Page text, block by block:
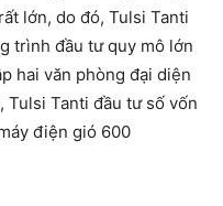
lớn, do đó, Tulsi Tanti
trình đầu tư quy mô lớn
hai văn phòng đại diện
Tulsi Tanti đầu tư số vốn
điện gió 600